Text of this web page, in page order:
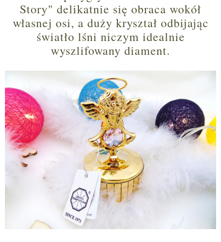
Story" delikatnie się obraca wokół
własnej osi, a duży kryształ odbijając
światło lśni niczym idealnie
wyszlifowany diament.